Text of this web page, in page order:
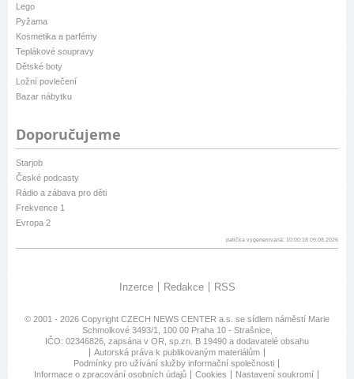
Lego
Pyžama
Kosmetika a parfémy
Teplákové soupravy
Dětské boty
Ložní povlečení
Bazar nábytku
Doporučujeme
Starjob
České podcasty
Rádio a zábava pro děti
Frekvence 1
Evropa 2
patička vygenerovaná: 10:00:18 09.08.2026
Inzerce Redakce RSS
© 2001 - 2026 Copyright CZECH NEWS CENTER a.s. se sídlem náměstí Marie
Schmolkové 3493/1, 100 00 Praha 10 - Strašnice,
IČO: 02346826, zapsána v OR, sp.zn. B 19490 a dodavatelé obsahu
Autorská práva k publikovaným materiálům
Podmínky pro užívání služby informační společnosti
Informace o zpracování osobních údajů
Cookies Nastavení soukromí